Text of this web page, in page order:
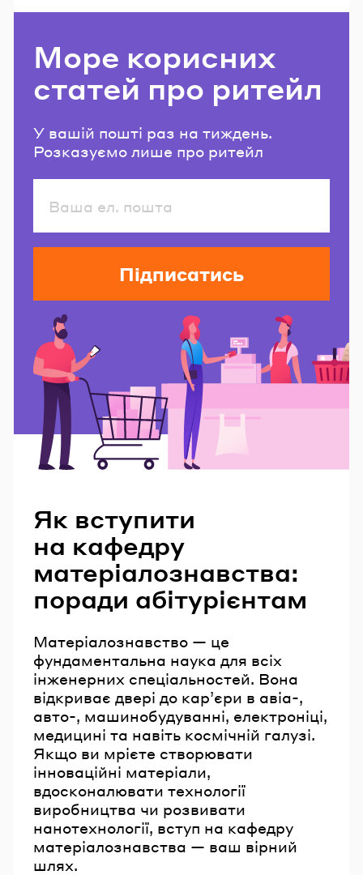
Море корисних
статей про ритейл
У вашій пошті раз на тиждень.
Розказуємо лише про ритейл
Підписатись
Як вступити
на кафедру
матеріалознавства:
поради абітурієнтам
Матеріалознавство — це
фундаментальна наука для всіх
інженерних спеціальностей. Вона
відкриває двері до кар’єри в авіа-,
авто-, машинобудуванні, електроніці,
медицині та навіть космічній галузі.
Якщо ви мрієте створювати
інноваційні матеріали,
вдосконалювати технології
виробництва чи розвивати
нанотехнології, вступ на кафедру
матеріалознавства — ваш вірний
шлях.